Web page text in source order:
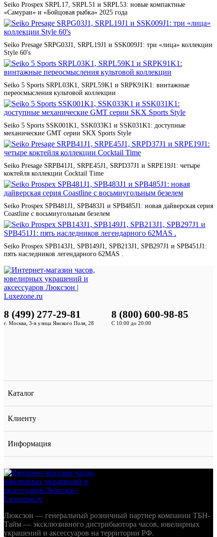
Seiko Prospex SRPL17, SRPL51 и SRPL53: новые компактные
«Самураи» и «Бойцовая рыбка» 2025 года
Seiko Presage SRPG03J1, SRPL19J1 и SSK009J1: три «лица» коллекции
Style 60's
Seiko 5 Sports SRPL03K1, SRPL59K1 и SRPK91K1: винтажные
переосмысления культовой коллекции
Seiko 5 Sports SSK001K1, SSK033K1 и SSK031K1: доступные
механические GMT серии SKX Sports Style
Seiko Presage SRPB41J1, SRPE45J1, SRPD37J1 и SRPE19J1: четыре
коктейля коллекции Cocktail Time
Seiko Prospex SPB481J1, SPB483J1 и SPB485J1: новая дайверская серия
Coastline с восьмиугольным безелем
Seiko Prospex SPB143J1, SPB149J1, SPB213J1, SPB297J1 и SPB451J1:
пять наследников легендарного 62MAS .
Каталог
Клиенту
Информация
8 (499) 277-29-81
г. Москва, 3-я улица Ямского Поля, 28
8 (800) 600-98-85
С 10:00 до 20:00
Люксзон — генеральный розничный партнер компании ТБН-
Тайм — эксклюзивного дистрибьютора часов, ювелирных
украшений и аксессуаров на территории РФ.